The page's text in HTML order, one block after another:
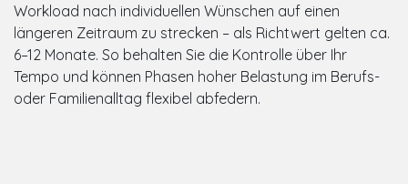
Workload nach individuellen Wünschen auf einen
längeren Zeitraum zu strecken – als Richtwert gelten ca.
6–12 Monate. So behalten Sie die Kontrolle über Ihr
Tempo und können Phasen hoher Belastung im Berufs-
oder Familienalltag flexibel abfedern.